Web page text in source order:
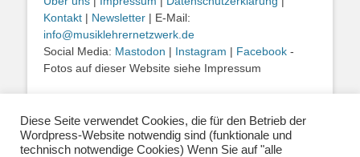
Kontakt | Newsletter | E-Mail:
info@musiklehrernetzwerk.de
Social Media: Mastodon | Instagram | Facebook -
Fotos auf dieser Website siehe Impressum
Catch Base vonCatch Themes
Diese Seite verwendet Cookies, die für den Betrieb der
Wordpress-Website notwendig sind (funktionale und
technisch notwendige Cookies) Wenn Sie auf "alle